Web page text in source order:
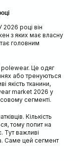
році він
з яких має власну
головним
Це одяг
або тренуються
якість тканини,
market 2026 у
сегменті.
Кількість
тому попит на
Тут важливі
Саме цей сегмент